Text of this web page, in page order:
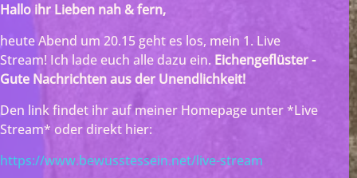
Hallo ihr Lieben nah & fern,
heute Abend um 20.15 geht es los, mein 1. Live
Stream! Ich lade euch alle dazu ein. Eichengeflüster -
Gute Nachrichten aus der Unendlichkeit!
Den link findet ihr auf meiner Homepage unter *Live
Stream* oder direkt hier:
https://www.bewusstessein.net/live-stream